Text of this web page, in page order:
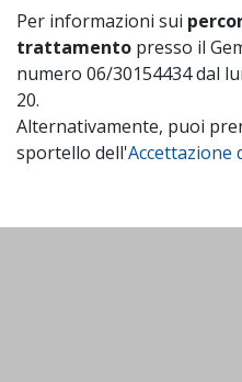
Per informazioni sui
trattamento presso il
numero 06/30154434 dal
20.
Alternativamente, puoi
sportello dell'Accettazione